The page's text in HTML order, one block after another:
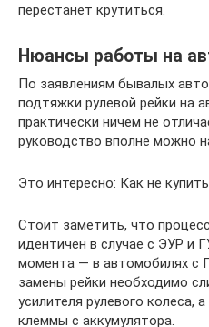
перестанет крутиться.
Нюансы работы на
По заявлениям бывалых
подтяжки рулевой рейки на
практически ничем не
руководство вполне можно
Это интересно: Как не
Стоит заметить, что
идентичен в случае с ЭУР и
момента — в автомобилях с
замены рейки необходимо
усилителя рулевого колеса,
клеммы с аккумулятора.